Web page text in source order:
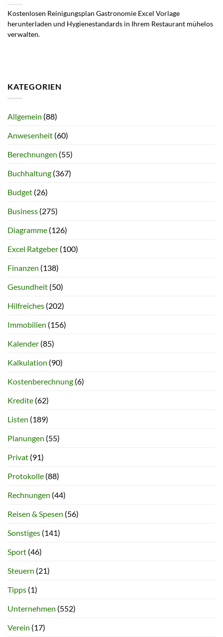
Kostenlosen Reinigungsplan Gastronomie Excel Vorlage
herunterladen und Hygienestandards in Ihrem Restaurant mühelos
verwalten.
KATEGORIEN
Allgemein (88)
Anwesenheit (60)
Berechnungen (55)
Buchhaltung (367)
Budget (26)
Business (275)
Diagramme (126)
Excel Ratgeber (100)
Finanzen (138)
Gesundheit (50)
Hilfreiches (202)
Immobilien (156)
Kalender (85)
Kalkulation (90)
Kostenberechnung (6)
Kredite (62)
Listen (189)
Planungen (55)
Privat (91)
Protokolle (88)
Rechnungen (44)
Reisen & Spesen (56)
Sonstiges (141)
Sport (46)
Steuern (21)
Tipps (1)
Unternehmen (552)
Verein (17)